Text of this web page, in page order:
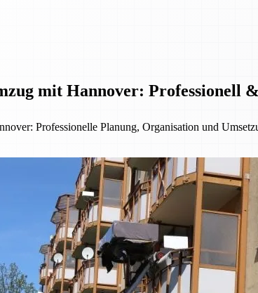
mit Hannover: Professionell
Professionelle Planung, Organisation und